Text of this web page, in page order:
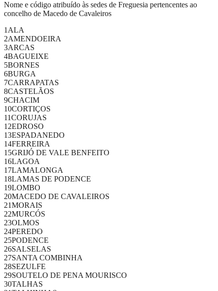
Nome e código atribuído às sedes de Freguesia pertencentes ao
concelho de Macedo de Cavaleiros
1 ALA
2AMENDOEIRA
3ARCAS
4BAGUEIXE
5BORNES
6BURGA
7CARRAPATAS
8CASTELÃOS
9CHACIM
10CORTIÇOS
11CORUJAS
12EDROSO
13ESPADANEDO
14FERREIRA
15GRIJÓ DE VALE BENFEITO
16LAGOA
17LAMALONGA
18LAMAS DE PODENCE
19LOMBO
20MACEDO DE CAVALEIROS
21MORAIS
22MURCÓS
23OLMOS
24PEREDO
25PODENCE
26SALSELAS
27SANTA COMBINHA
28SEZULFE
29SOUTELO DE PENA MOURISCO
30TALHAS